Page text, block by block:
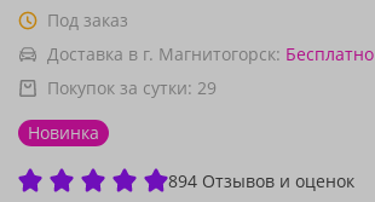
Под заказ
Доставка в г. Магнитогорск: Бесплатно
Покупок за сутки: 29
Новинка
894 Отзывов и оценок